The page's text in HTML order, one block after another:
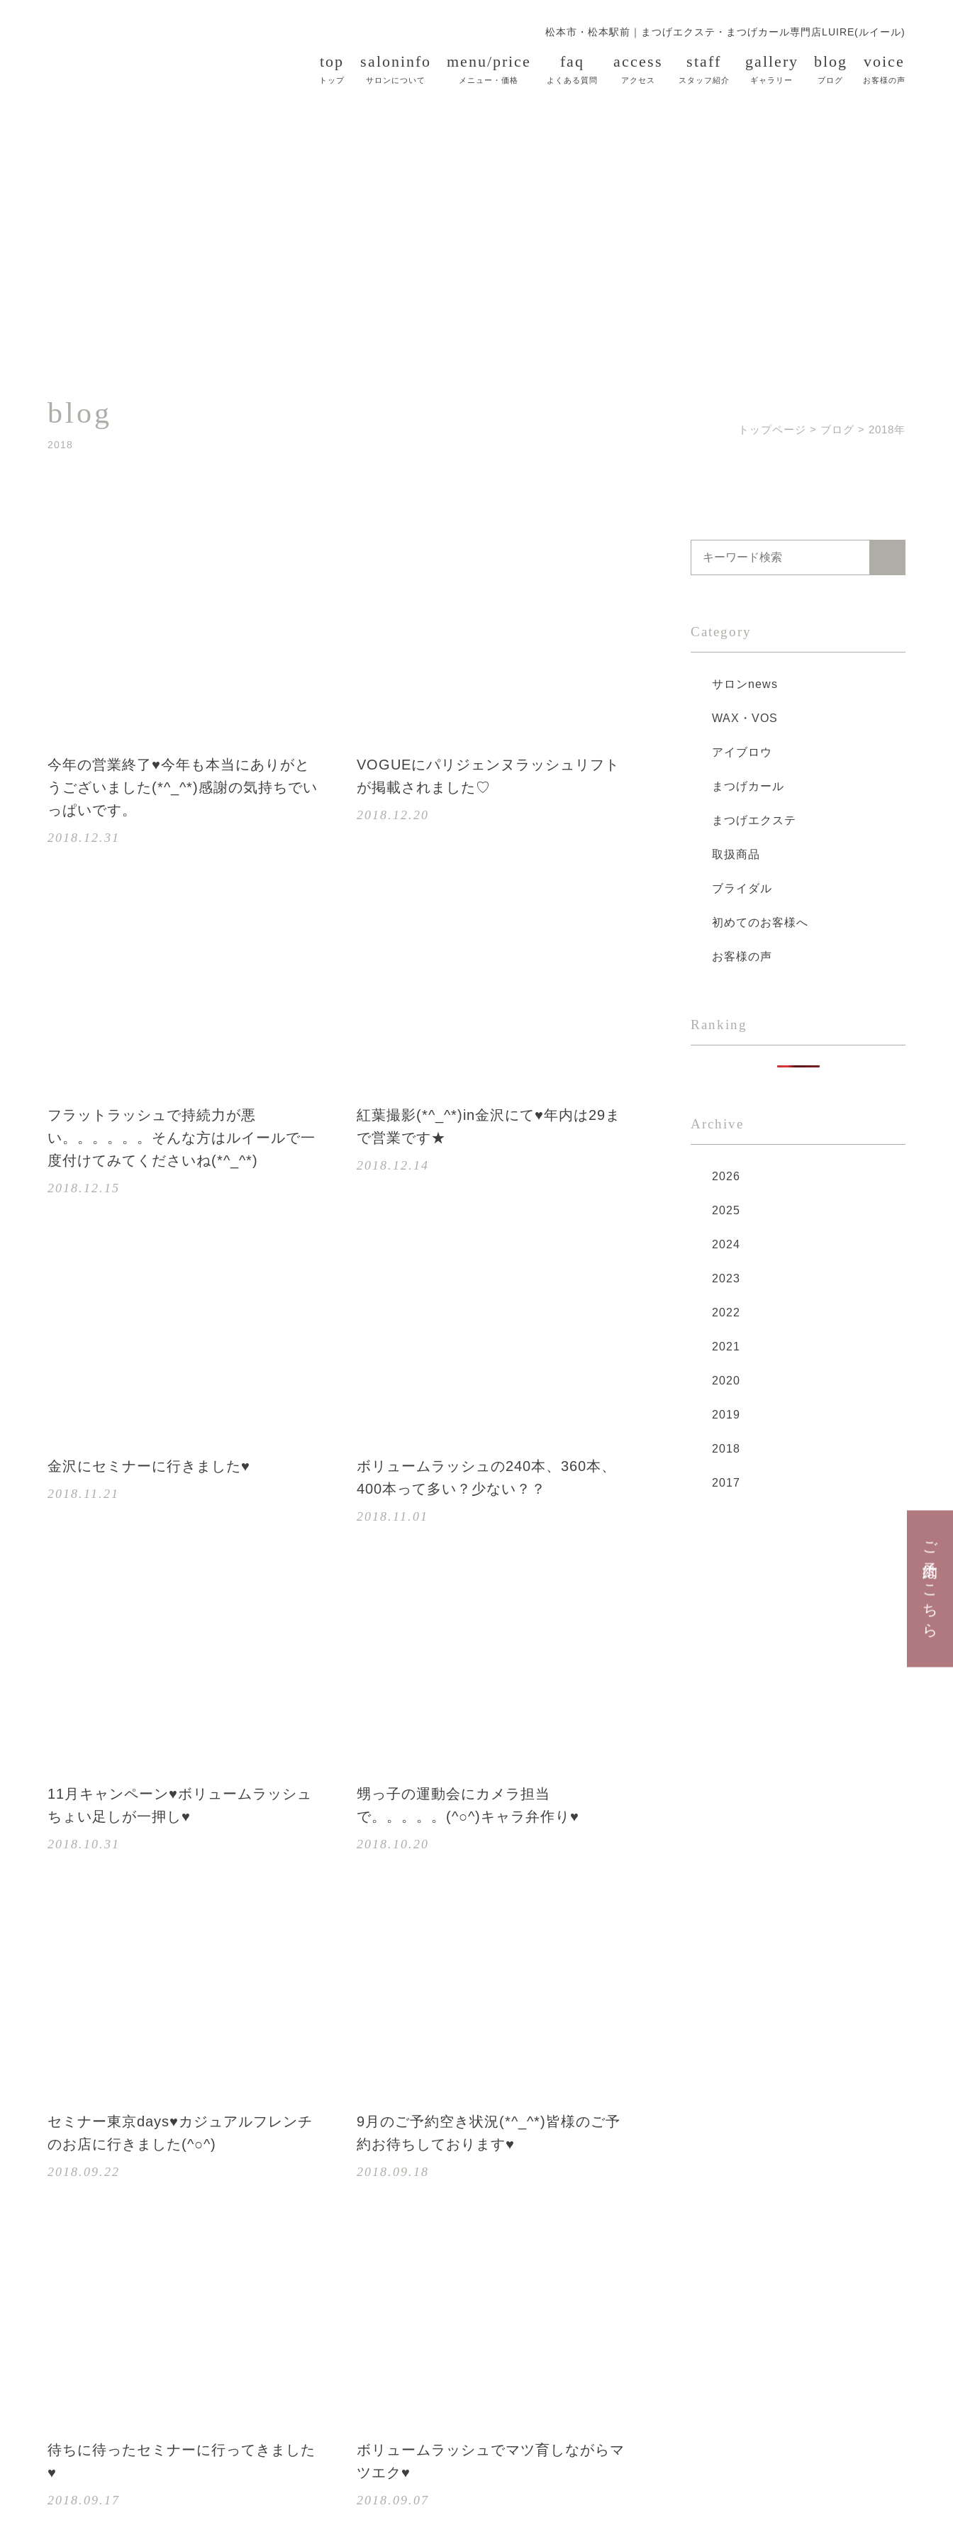
松本市・松本駅前｜ まつげエクステ・まつげカール専門店LUIRE(ルイール)
top
トップ
saloninfo
サロンについて
menu/price
メニュー・価格
faq
よくある質問
access
アクセス
staff
スタッフ紹介
gallery
ギャラリー
blog
ブログ
voice
お客様の声
ご予約はこちら
blog
2018
トップページ > ブログ > 2018年
今年の営業終了♥今年も本当にありがと
うございました(*^_^*)感謝の気持ちでい
っぱいです。
2018.12.31
VOGUEにパリジェンヌラッシュリフト
が掲載されました♡
2018.12.20
フラットラッシュで持続力が悪
い。。。。。。そんな方はルイールで一
度付けてみてくださいね(*^_^*)
2018.12.15
紅葉撮影(*^_^*)in金沢にて♥年内は29ま
で営業です★
2018.12.14
金沢にセミナーに行きました♥
2018.11.21
ボリュームラッシュの240本、360本、
400本って多い？少ない？？
2018.11.01
11月キャンペーン♥ボリュームラッシュ
ちょい足しが一押し♥
2018.10.31
甥っ子の運動会にカメラ担当
で。。。。。(^○^)キャラ弁作り♥
2018.10.20
セミナー東京days♥カジュアルフレンチ
のお店に行きました(^○^)
2018.09.22
9月のご予約空き状況(*^_^*)皆様のご予
約お待ちしております♥
2018.09.18
待ちに待ったセミナーに行ってきました
♥
2018.09.17
ボリュームラッシュでマツ育しながらマ
ツエク♥
2018.09.07
Category
サロンnews
WAX・VOS
アイブロウ
まつげカール
まつげエクステ
取扱商品
ブライダル
初めてのお客様へ
お客様の声
Ranking
Archive
2026
2025
2024
2023
2022
2021
2020
2019
2018
2017